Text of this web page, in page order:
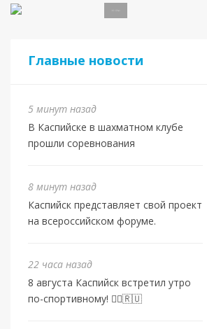
Главные новости
5 минут назад
В Каспийске в шахматном клубе
прошли соревнования
8 минут назад
Каспийск представляет свой проект
на всероссийском форуме.
22 часа назад
8 августа Каспийск встретил утро
по-спортивному! 🏃‍♂️🇷🇺